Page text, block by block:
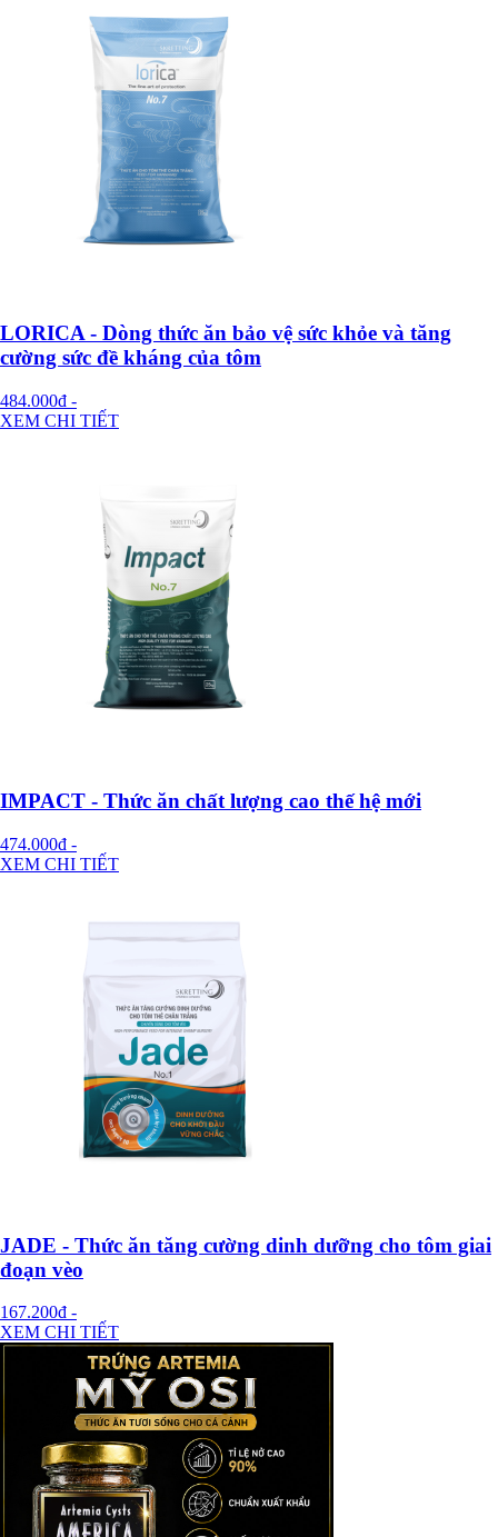
LORICA - Dòng thức ăn bảo vệ sức khỏe và tăng
cường sức đề kháng của tôm
484.000đ -
XEM CHI TIẾT
IMPACT - Thức ăn chất lượng cao thế hệ mới
474.000đ -
XEM CHI TIẾT
JADE - Thức ăn tăng cường dinh dưỡng cho tôm giai
đoạn vèo
167.200đ -
XEM CHI TIẾT